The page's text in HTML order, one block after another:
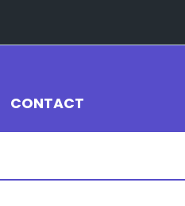
CONTACT